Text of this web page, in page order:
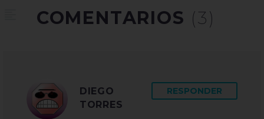
COMENTARIOS (3)
DIEGO
TORRES
RESPONDER